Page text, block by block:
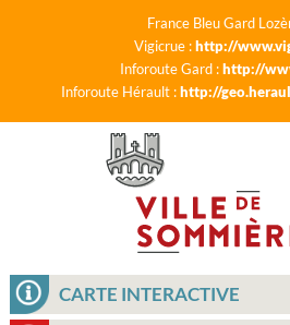
France Bleu Gard
Vigicrue :http://
Inforoute Gard :http://
Inforoute Hérault :http://
CARTE INTERACTIVE